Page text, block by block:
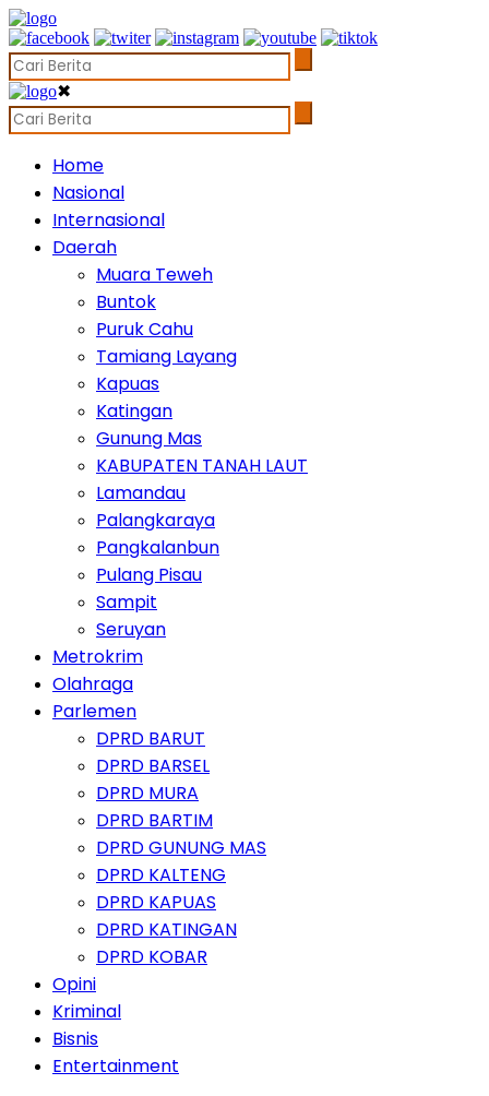
✖
Home
Nasional
Internasional
Daerah
Muara Teweh
Buntok
Puruk Cahu
Tamiang Layang
Kapuas
Katingan
Gunung Mas
KABUPATEN TANAH LAUT
Lamandau
Palangkaraya
Pangkalanbun
Pulang Pisau
Sampit
Seruyan
Metrokrim
Olahraga
Parlemen
DPRD BARUT
DPRD BARSEL
DPRD MURA
DPRD BARTIM
DPRD GUNUNG MAS
DPRD KALTENG
DPRD KAPUAS
DPRD KATINGAN
DPRD KOBAR
Opini
Kriminal
Bisnis
Entertainment